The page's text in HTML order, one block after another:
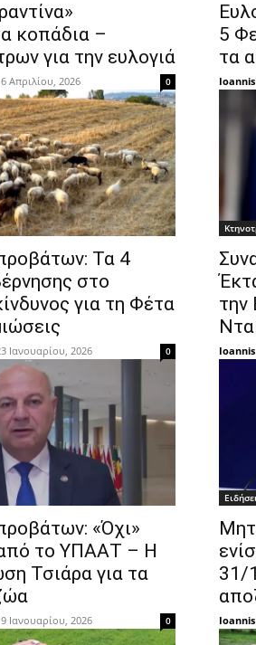
κοπάδια –
για την ευλογιά
Απριλίου, 2026 0
5
τα
Τα 4
στο
για τη Φέτα
Ιανουαρίου, 2026 0
την
«Όχι»
το ΥΠΑΑΤ – Η
Τσιάρα για τα
Ιανουαρίου, 2026 0
31/